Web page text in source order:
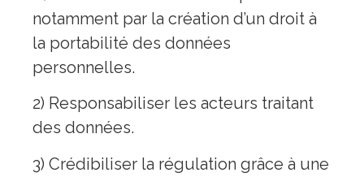
notamment par la création d’un droit à
la portabilité des données
personnelles.
2) Responsabiliser les acteurs traitant
des données.
3) Crédibiliser la régulation grâce à une